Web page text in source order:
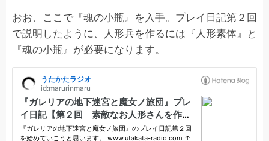
おお、ここで『魂の小瓶』を入手。プレイ日記第２回
で説明したように、人形兵を作るには『人形素体』と
『魂の小瓶』が必要になります。